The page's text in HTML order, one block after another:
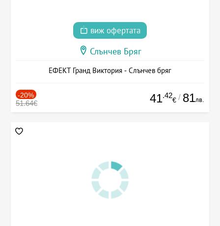
виж офертата
Слънчев Бряг
ЕФЕКТ Гранд Виктория - Слънчев бряг
-20%
51.64€ 41.42
€ / 81лв.